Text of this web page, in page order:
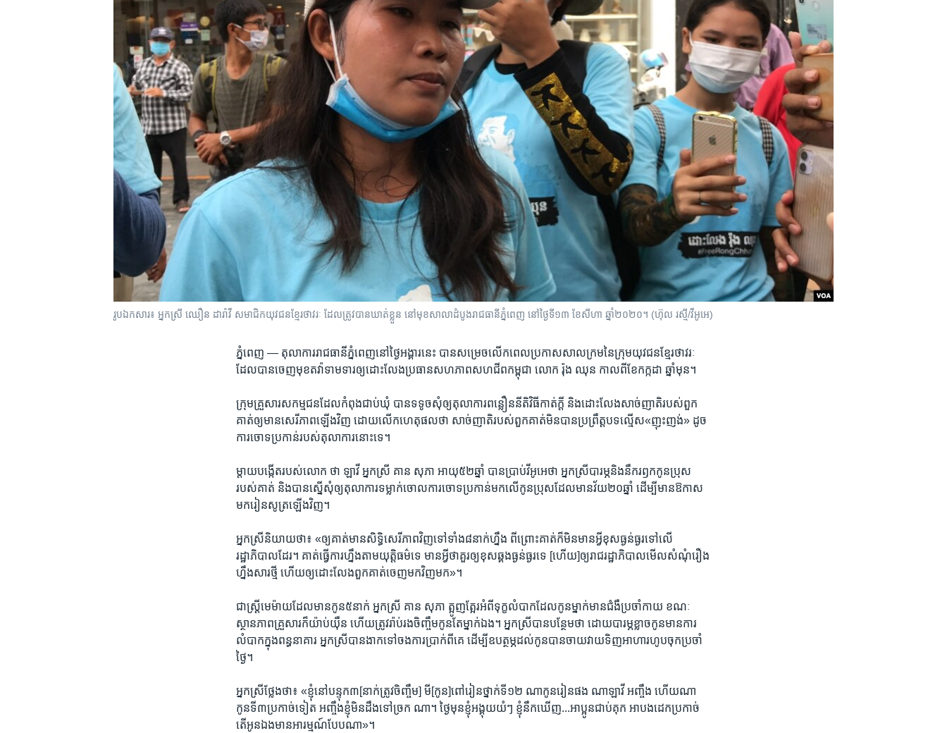
រូបឯកសារ៖ អ្នកស្រី ឈឿន​ ដារ៉ាវី​ សមាជិក​យុវជន​ខ្មែរថាវរៈ​ ដែល​ត្រូវបាន​ឃាត់​ខ្លួន​ នៅមុខ​សាលាដំបូង​រាជធានី​ភ្នំពេញ នៅ​ថ្ងៃទី​១៣ ខែសីហា ឆ្នាំ២០២០។ (ហ៊ុល រស្មី/វីអូអេ)​​
ភ្នំពេញ — តុលាការ​រាជ​ធានី​ភ្នំពេញ​នៅថ្ងៃ​អង្គារ​នេះ​ បានសម្រេច​លើក​ពេល​ប្រកាស​សាល​ក្រមនៃ​ក្រុមយុវជន​ខ្មែរ​ថាវរៈ​
ដែល​បាន​ចេញ​មុខតវ៉ា​ទាម​ទារ​ឲ្យ​ដោះ​លែង​ប្រធាន​សហភាព​សហជីព​កម្ពុជា លោក រ៉ុង ឈុន ​កាល​ពី​ខែ​កក្កដា ​ឆ្នាំមុន។
ក្រុម​គ្រួសារសកម្មជន​ដែល​កំពុង​ជាប់​ឃុំ បាន​ទទូច​សុំ​ឲ្យ​តុលាការ​ពន្លឿន​នីតិ​វិធី​កាត់​ក្តី​ និង​ដោះ​លែង​សាច់​ញាតិ​របស់​ពួក​
គាត់ឲ្យ​មាន​សេរី​ភាព​ឡើង​វិញ​ ដោយលើកហេតុផល​ថា​ សាច់​ញាតិ​របស់​ពួកគាត់​មិន​បានប្រព្រឹត្ត​បទល្មើស«ញុះញង់​» ដូច​
ការ​ចោទ​ប្រកាន់​របស់​តុលាការ​នោះ​ទេ។
ម្តាយ​បង្កើត​របស់​លោក​ ថា ឡាវី អ្នកស្រី គាន សុភា អាយុ​៥២ឆ្នាំ បាន​ប្រាប់​វីអូអេ​ថា អ្នកស្រី​បារម្ភ​និង​នឹក​រឭក​កូន​ប្រុស
របស់គាត់​ និង​បានស្នើ​សុំ​ឲ្យ​តុលាការទម្លាក់​ចោល​ការ​ចោទ​ប្រកាន់​មក​លើកូនប្រុស​ដែលមាន​វ័យ​២០​ឆ្នាំ​ ដើម្បី​មាន​ឱកាស​
មក​រៀនសូត្រ​ឡើង​វិញ។
អ្នកស្រីនិយាយ​ថា៖ «ឲ្យគាត់​មា​នសិទ្ធិ​សេរីភាព​វិញ​ទៅ​ទាំង​៨​នាក់​ហ្នឹង​ ពីព្រោះ​គាត់​ក៏​មិនមាន​អ្វី​ខុស​ធ្ងន់​ធ្ងរ​ទៅ​លើ​
រដ្ឋាភិបាល​ដែរ។ គាត់​ធ្វើ​ការ​ហ្នឹង​តាម​យុត្តិធម៌​ទេ​ មាន​អ្វី​ថា​គួរ​ឲ្យ​ខុសឆ្គង​ធ្ងន់ធ្ងរ​ទេ [ហើយ​]​ឲ្យ​រាជ​រដ្ឋាភិបាល​មើល​សំ​ណុំ​រឿង​
ហ្នឹ​ងសារ​ថ្មី​ ហើយ​ឲ្យ​ដោះ​លែង​ពួក​គាត់​ចេញ​មក​វិញ​មក»។ ​
ជា​ស្ត្រី​មេម៉ាយ​ដែល​មាន​កូន​៥​នាក់ អ្នកស្រី​ គាន សុភា​ ត្អូញ​ត្អែរ​អំពី​ទុក្ខ​លំបាក​ដែលកូន​ម្នាក់​មាន​ជំងឺប្រចាំ​កាយ​ ខណៈ​
ស្ថានភាព​គ្រួសារ​ក៏​យ៉ាប់​យ៉ឺន ហើយ​ត្រូវ​រ៉ាប់​រង​ចិញ្ចឹម​កូន​តែ​ម្នាក់ឯង។ អ្នក​ស្រី​បាន​បន្ថែមថា​ ដោយ​បារម្ភ​ខ្លាច​កូន​មា​នការ​
លំបាកក្នុងពន្ធនាគារ អ្នក​ស្រី​បានងាក​ទៅ​ចង​ការ​ប្រាក់​ពីគេ ​ដើម្បី​ឧបត្ថម្ភ​ដល់​កូន​បាន​ចាយ​វាយ​ទិញ​អាហារ​ហូបចុក​ប្រចាំ
ថ្ងៃ។ ​
អ្នកស្រី​ថ្លែង​ថា៖ «ខ្ញុំ​នៅ​បន្ទុក​៣[នាក់ត្រូវ​ចិញ្ចឹម​] មី​[​កូន​]ពៅ​រៀន​ថ្នាក់ទី​១២​ ណា​កូន​រៀន​ផង​ ណា​ឡាវី អញ្ចឹង​ ហើយ​ណា
កូន​ទី​៣ប្រកាច់ទៀត​ អញ្ចឹង​ខ្ញុំ​មិនដឹង​ទៅច្រក ណា។ ថ្ងៃមុន​ខ្ញុំ​អង្គុយ​យំៗ ខ្ញុំ​នឹក​ឃើញ​...​អាប្អូន​ជាប់​គុក អា​បង​ដេក​ប្រកាច់ ​
តើ​អូន​ឯង​មា​នអារម្មណ៍​បែប​ណា»។